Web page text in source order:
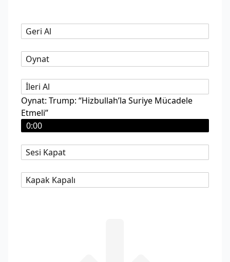
Geri Al
Oynat
İleri Al
Oynat: Trump: “Hizbullah’la Suriye Mücadele
Etmeli”
0:00
Sesi Kapat
Kapak Kapalı